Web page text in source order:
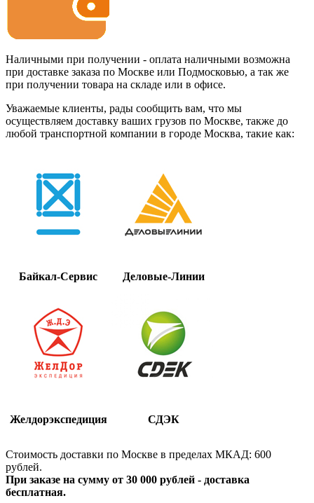
Наличными при получении - оплата наличными возможна
при доставке заказа по Москве или Подмосковью, а так же
при получении товара на складе или в офисе.
Уважаемые клиенты, рады сообщить вам, что мы
осуществляем доставку ваших грузов по Москве, также до
любой транспортной компании в городе Москва, такие как:
Байкал-Сервис Деловые-Линии
Желдорэкспедиция СДЭК
Стоимость доставки по Москве в пределах МКАД: 600
рублей.
При заказе на сумму от 30 000 рублей - доставка
бесплатная.